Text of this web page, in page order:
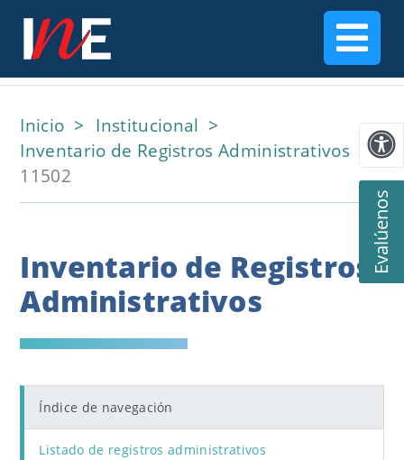
Evalúenos
Inicio
Institucional
Inventario de Registros Administrativos
11502
Inventario de Registros
Administrativos
Índice de navegación
Listado de registros administrativos